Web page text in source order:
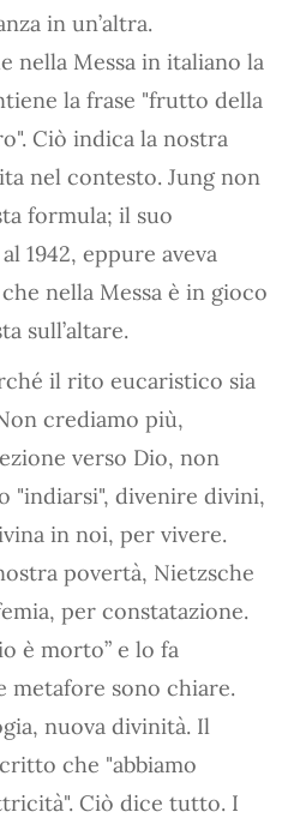
in un’altra.
nella Messa in italiano la
la frase "frutto della
Ciò indica la nostra
nel contesto. Jung non
formula; il suo
1942, eppure aveva
nella Messa è in gioco
sull’altare.
il rito eucaristico sia
crediamo più,
verso Dio, non
"indiarsi", divenire divini,
in noi, per vivere.
povertà, Nietzsche
per constatazione.
è morto” e lo fa
metafore sono chiare.
nuova divinità. Il
che "abbiamo
Ciò dice tutto. I